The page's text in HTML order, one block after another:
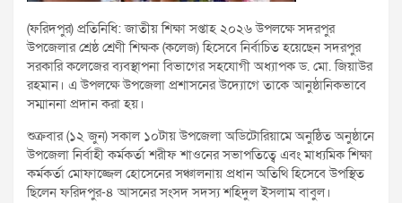
(ফরিদপুর) প্রতিনিধি: জাতীয় শিক্ষা সপ্তাহ ২০২৬ উপলক্ষে সদরপুর
উপজেলার শ্রেষ্ঠ শ্রেণী শিক্ষক (কলেজ) হিসেবে নির্বাচিত হয়েছেন সদরপুর
সরকারি কলেজের ব্যবস্থাপনা বিভাগের সহযোগী অধ্যাপক ড. মো. জিয়াউর
রহমান। এ উপলক্ষে উপজেলা প্রশাসনের উদ্যোগে তাকে আনুষ্ঠানিকভাবে
সম্মাননা প্রদান করা হয়।
শুক্রবার (১২ জুন) সকাল ১০টায় উপজেলা অডিটোরিয়ামে অনুষ্ঠিত অনুষ্ঠানে
উপজেলা নির্বাহী কর্মকর্তা শরীফ শাওনের সভাপতিত্বে এবং মাধ্যমিক শিক্ষা
কর্মকর্তা মোফাজ্জেল হোসেনের সঞ্চালনায় প্রধান অতিথি হিসেবে উপস্থিত
ছিলেন ফরিদপুর-৪ আসনের সংসদ সদস্য শহিদুল ইসলাম বাবুল।